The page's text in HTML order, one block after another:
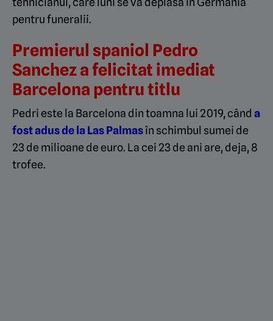
pentru funeralii.
Premierul spaniol Pedro
Sanchez a felicitat imediat
Barcelona pentru titlu
Pedri este la Barcelona din toamna lui 2019, când a
fost adus de la Las Palmasîn schimbul sumei de
23 de milioane de euro. La cei 23 de ani are, deja, 8
trofee.